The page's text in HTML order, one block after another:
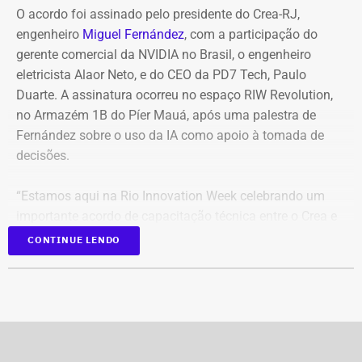
Futebol (CBF). “por conta dos alertas da Defesa Civil de
fortes ventos no Rio de Janeiro”, o clássico teve a
mudança de data para segunda (10) às 18 horas.
O acordo foi assinado pelo presidente do Crea-RJ,
engenheiro Miguel Fernández, com a participação do
gerente comercial da NVIDIA no Brasil, o engenheiro
eletricista Alaor Neto, e do CEO da PD7 Tech, Paulo
Duarte. A assinatura ocorreu no espaço RIW Revolution,
no Armazém 1B do Píer Mauá, após uma palestra de
Fernández sobre o uso da IA como apoio à tomada de
decisões.
“Estamos aqui na Rio Innovation Week celebrando um
a NVIDIA, que é hoje a empresa de maior valor do mundo
e referência no desenvolvimento de tecnologia de
CONTINUE LENDO